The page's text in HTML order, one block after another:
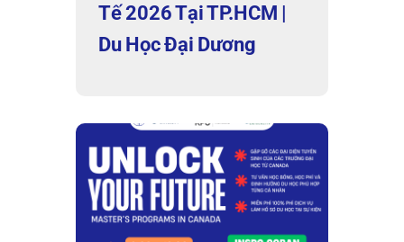
Tế 2026 Tại TP.HCM |
Du Học Đại Dương